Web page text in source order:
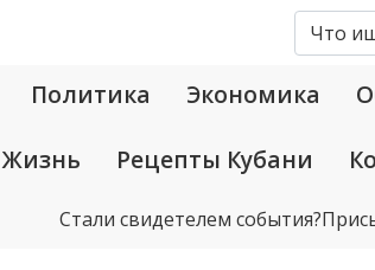
Политика Экономика
Жизнь Рецепты Кубани
Стали свидетелем события?